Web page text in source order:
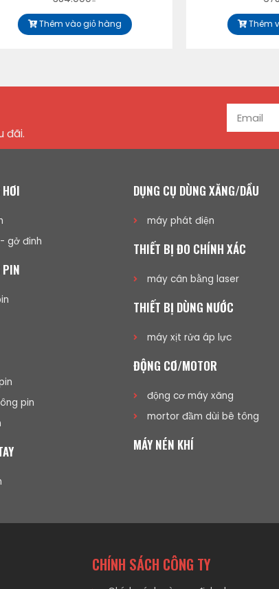
vào giỏ hàng Thêm vào giỏ hàng
đãi.
gở đinh
PIN
pin
DỤNG CỤ DÙNG XĂNG/DẦU
máy phát điện
THIẾT BỊ ĐO CHÍNH XÁC
máy cân bằng laser
THIẾT BỊ DÙNG NƯỚC
máy xịt rửa áp lực
ĐỘNG CƠ/MOTOR
động cơ máy xăng
mortor đầm dùi bê tông
MÁY NÉN KHÍ
CHÍNH SÁCH CÔNG TY